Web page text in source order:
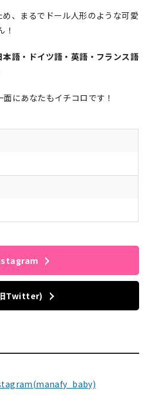
め、まるでドール人形のような可愛
！
本語・ドイツ語・英語・フランス語
にあなたもイチコロです！
Twitter)